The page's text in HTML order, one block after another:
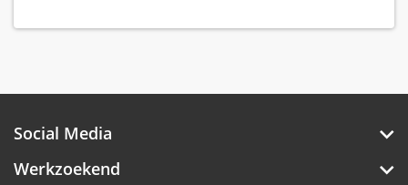
Social Media
Werkzoekend